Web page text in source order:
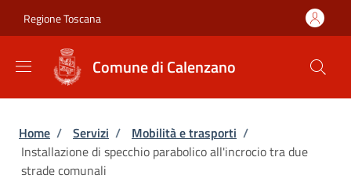
Regione Toscana
Comune di Calenzano
Briciole di pane
Home / Servizi / Mobilità e trasporti /
Installazione di specchio parabolico all'incrocio tra due
strade comunali